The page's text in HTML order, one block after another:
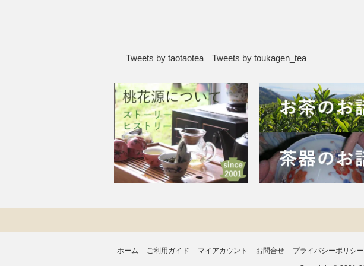
Tweets by taotaotea Tweets by toukagen_tea
ホーム ご利用ガイド マイアカウント お問合せ プライバシーポリシー